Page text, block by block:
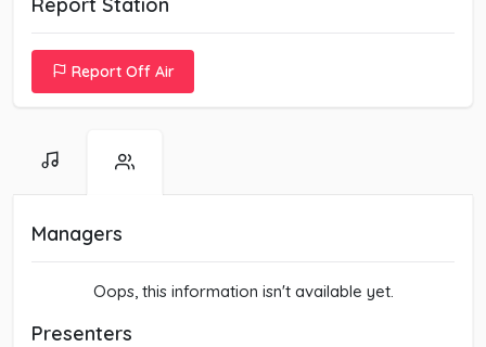
Report Off Air
Managers
Oops, this information isn't available yet.
Presenters